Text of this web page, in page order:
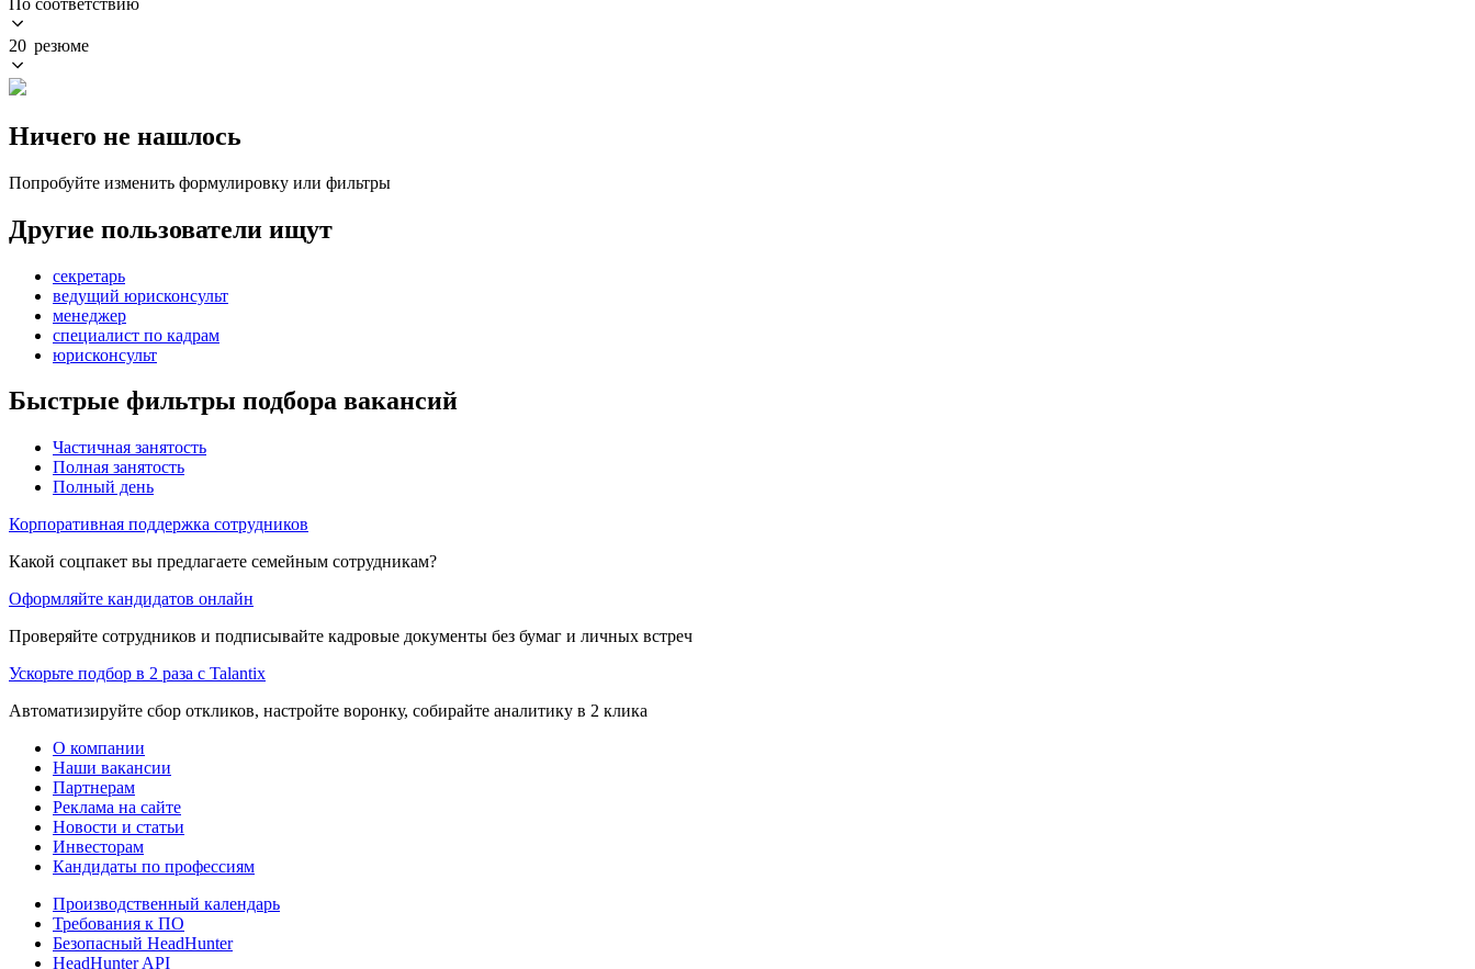
20 резюме
Ничего не нашлось
Попробуйте изменить формулировку или фильтры
Другие пользователи ищут
секретарь
ведущий юрисконсульт
менеджер
специалист по кадрам
юрисконсульт
Быстрые фильтры подбора вакансий
Частичная занятость
Полная занятость
Полный день
Корпоративная поддержка сотрудников
Какой соцпакет вы предлагаете семейным сотрудникам?
Оформляйте кандидатов онлайн
Проверяйте сотрудников и подписывайте кадровые документы без бумаг и личных встреч
Ускорьте подбор в 2 раза с Talantix
Автоматизируйте сбор откликов, настройте воронку, собирайте аналитику в 2 клика
О компании
Наши вакансии
Партнерам
Реклама на сайте
Новости и статьи
Инвесторам
Кандидаты по профессиям
Производственный календарь
Требования к ПО
Безопасный HeadHunter
HeadHunter API